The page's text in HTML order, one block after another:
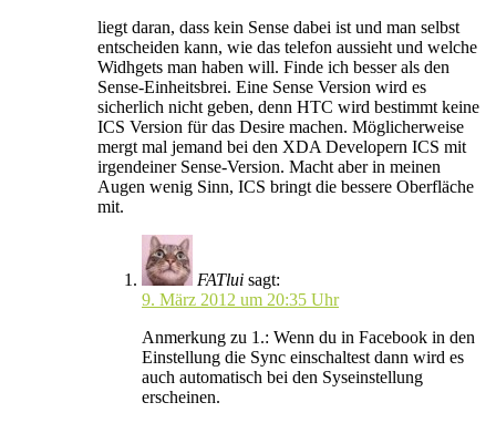
liegt daran, dass kein Sense dabei ist und man selbst
entscheiden kann, wie das telefon aussieht und welche
Widhgets man haben will. Finde ich besser als den
Sense-Einheitsbrei. Eine Sense Version wird es
sicherlich nicht geben, denn HTC wird bestimmt keine
ICS Version für das Desire machen. Möglicherweise
mergt mal jemand bei den XDA Developern ICS mit
irgendeiner Sense-Version. Macht aber in meinen
Augen wenig Sinn, ICS bringt die bessere Oberfläche
mit.
FATlui sagt:
9. März 2012 um 20:35 Uhr
Anmerkung zu 1.: Wenn du in Facebook in den
Einstellung die Sync einschaltest dann wird es
auch automatisch bei den Syseinstellung
erscheinen.